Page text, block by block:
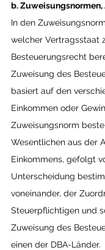
b. Zuweisungsnormen,
In den
welcher Vertragsstaat
Besteuerungsrecht
Zuweisung des
basiert auf den
Einkommen oder
Zuweisungsnorm
Wesentlichen aus der
Einkommens, gefolgt
Unterscheidung
voneinander, der
Steuerpflichtigen und
Zuweisung des
einen der DBA-Länder.